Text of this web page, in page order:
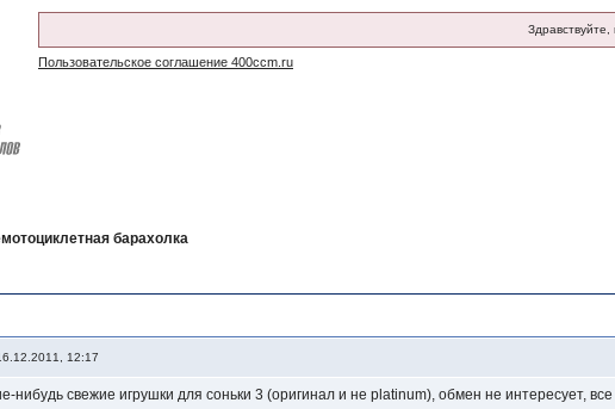
Здравствуйте,
Пользовательское соглашение 400ccm.ru
барахолка
12:17
нибудь свежие игрушки для соньки 3 (оригинал и не platinum), обмен не интересует,